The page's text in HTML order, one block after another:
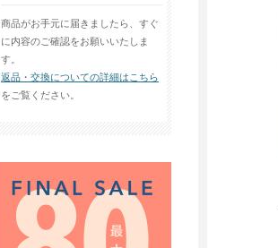
商品がお手元に届きましたら、すぐ
に内容のご確認をお願いいたしま
す。
返品・交換についての詳細はこちら
をご覧ください。